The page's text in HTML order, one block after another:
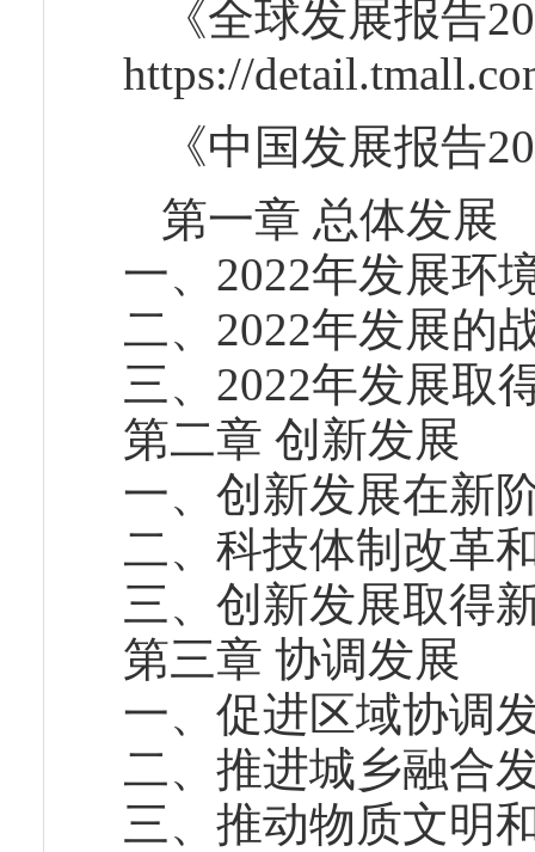
《全球发展报告
https://
《中国发展报告
第一章 总体发展
一、2022年发展环
二、2022年发展的
三、2022年发展取
第二章 创新发展
一、创新发展在新
二、科技体制改革
三、创新发展取得
第三章 协调发展
一、促进区域协调
二、推进城乡融合
三、推动物质文明